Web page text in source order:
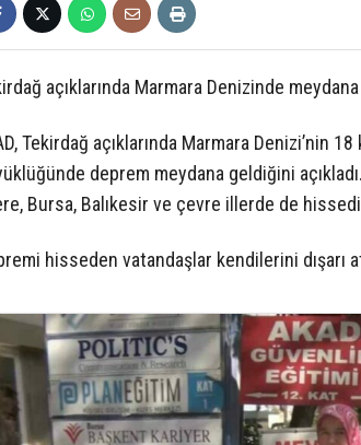
açıklarında Marmara Denizinde
Tekirdağ açıklarında Marmara Denizi’nin
deprem meydana geldiğini
Bursa, Balıkesir ve çevre illerde de
hisseden vatandaşlar kendilerini dışarı